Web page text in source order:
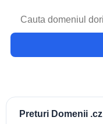
Preturi Domenii .cz